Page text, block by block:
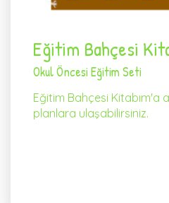
Eğitim Bahçesi
Okul Öncesi Eğitim Seti
Eğitim Bahçesi Kitabım'a
planlara ulaşabilirsiniz.